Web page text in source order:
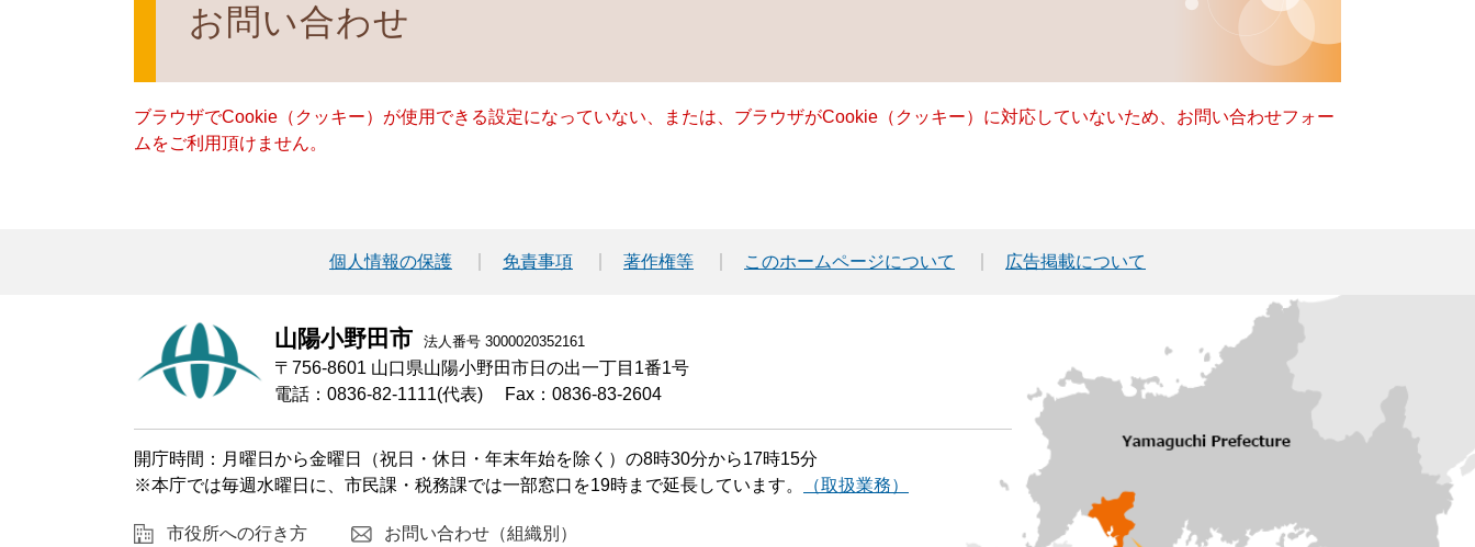
お問い合わせ
ブラウザでCookie（クッキー）が使用できる設定になっていない、または、ブラウザがCookie（クッキー）に対応していないため、お問い合わせフォー
ムをご利用頂けません。
個人情報の保護 免責事項 著作権等 このホームページについて 広告掲載について
山陽小野田市 法人番号 3000020352161
〒756-8601 山口県山陽小野田市日の出一丁目1番1号
電話：0836-82-1111(代表)
Fax：0836-83-2604
開庁時間：月曜日から金曜日（祝日・休日・年末年始を除く）の8時30分から17時15分
※本庁では毎週水曜日に、市民課・税務課では一部窓口を19時まで延長しています。
（取扱業務）
市役所への行き方 お問い合わせ（組織別）